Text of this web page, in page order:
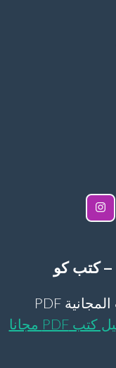
موقع كتب كو لـ تحميل الكتب المجانية PDF
تحميل كتب PDF مجانا